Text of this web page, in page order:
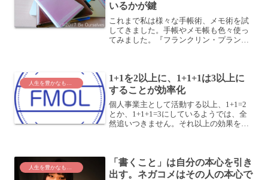
いるかが鍵
これまで私は様々な手帳術、メモ術を試
してきました。手帳やメモ帳も色々使っ
てみました。『フランクリン・プランナ
レッドシー...
人生を豊かなものに
1+1を2以上に、1+1+1は3以上に
することが効率化
個人事業主として活動する以上、1+1=2
とか、1+1+1=3にしているようでは、全
然追いつきません。それ以上の効果を生
から最近、1...
「書くこと」は自分の本心を引き
出す。ネガコメはその人の本心で